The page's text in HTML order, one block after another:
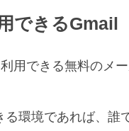
できるGmail
用できる無料のメー
る環境であれば、